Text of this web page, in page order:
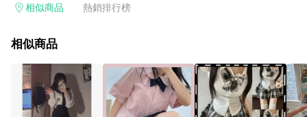
單，皆不在點數回饋範圍內。 3. 如購買以下類別商品，將無法獲
球嚴選、商城、專案商品、「草莓網」全館商品。 4. 如取消訂
回饋。 5. 點數回饋會扣除所有折扣優惠後之最終發票金額計算，
實際回饋請依LINE購物通知為主。 6. 訂單如有使用東森購物
ETMall站內之折扣優惠(包含但不限於東森幣、樂透金、東森現金
券等)，不具點數回饋資格。詳細請依東森購物ETMall之結帳頁面
相似商品 熱銷排行榜
相似商品